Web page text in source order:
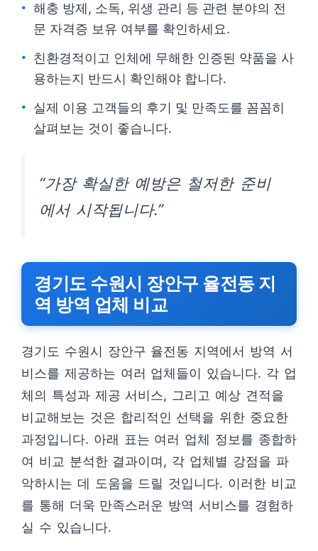
해충 방제, 소독, 위생 관리 등 관련 분야의 전
문 자격증 보유 여부를 확인하세요.
친환경적이고 인체에 무해한 인증된 약품을 사
용하는지 반드시 확인해야 합니다.
실제 이용 고객들의 후기 및 만족도를 꼼꼼히
살펴보는 것이 좋습니다.
“가장 확실한 예방은 철저한 준비
에서 시작됩니다.”
경기도 수원시 장안구 율전동 지
역 방역 업체 비교
경기도 수원시 장안구 율전동 지역에서 방역 서
비스를 제공하는 여러 업체들이 있습니다. 각 업
체의 특성과 제공 서비스, 그리고 예상 견적을
비교해보는 것은 합리적인 선택을 위한 중요한
과정입니다. 아래 표는 여러 업체 정보를 종합하
여 비교 분석한 결과이며, 각 업체별 강점을 파
악하시는 데 도움을 드릴 것입니다. 이러한 비교
를 통해 더욱 만족스러운 방역 서비스를 경험하
실 수 있습니다.